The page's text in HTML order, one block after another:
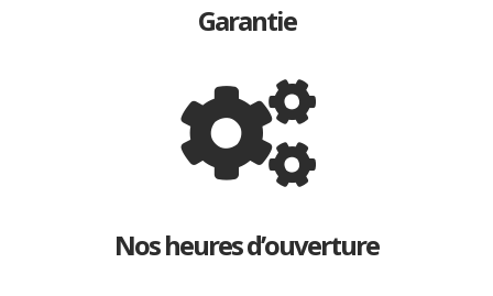
Garantie
Nos heures d’ouverture